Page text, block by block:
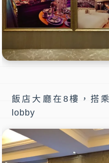
飯店大廳在8樓，搭
lobby